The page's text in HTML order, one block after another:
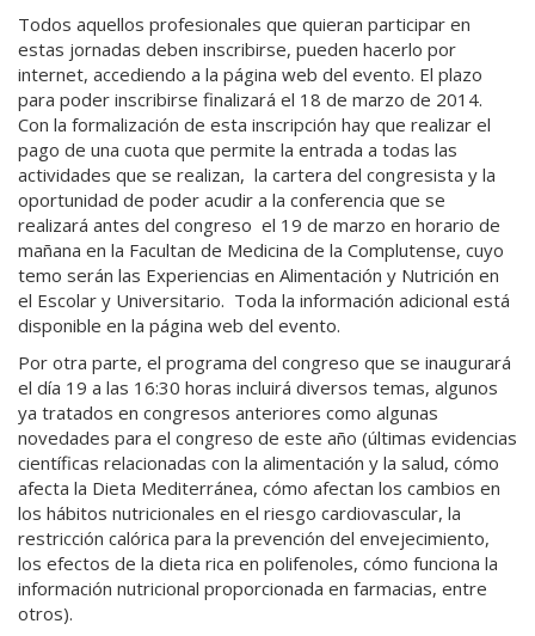
Todos aquellos profesionales que quieran participar en
estas jornadas deben inscribirse, pueden hacerlo por
internet, accediendo a la página web del evento. El plazo
para poder inscribirse finalizará el 18 de marzo de 2014.
Con la formalización de esta inscripción hay que realizar el
pago de una cuota que permite la entrada a todas las
actividades que se realizan, la cartera del congresista y la
oportunidad de poder acudir a la conferencia que se
realizará antes del congreso el 19 de marzo en horario de
mañana en la Facultan de Medicina de la Complutense, cuyo
temo serán las Experiencias en Alimentación y Nutrición en
el Escolar y Universitario. Toda la información adicional está
disponible en la página web del evento.
Por otra parte, el programa del congreso que se inaugurará
el día 19 a las 16:30 horas incluirá diversos temas, algunos
ya tratados en congresos anteriores como algunas
novedades para el congreso de este año (últimas evidencias
científicas relacionadas con la alimentación y la salud, cómo
afecta la Dieta Mediterránea, cómo afectan los cambios en
los hábitos nutricionales en el riesgo cardiovascular, la
restricción calórica para la prevención del envejecimiento,
los efectos de la dieta rica en polifenoles, cómo funciona la
información nutricional proporcionada en farmacias, entre
otros).